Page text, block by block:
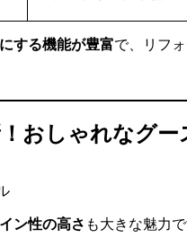
する機能が豊富で、リフ
おしゃれなグー
ン性の高さ も大きな魅力で